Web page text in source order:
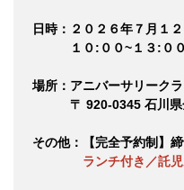
日時：２０２６年７月１
１０:００~１３:００
場所：アニバーサリーク
〒 920-0345 石川県
その他：【完全予約制】
ランチ付き／託